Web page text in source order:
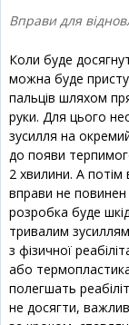
Вправи для
Коли буде
можна буде
пальців шляхом
руки. Для цього
зусилля на
до появи
2 хвилини. А потім
вправи не повинен
розробка буде
тривалим
з фізичної
або
полегшать
не досягти,